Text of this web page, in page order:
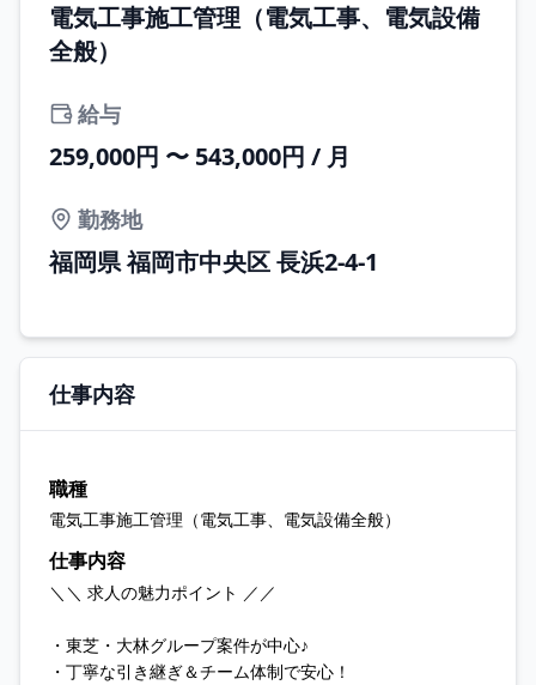
電気工事施工管理（電気工事、電気設備
全般）
給与
259,000円 〜 543,000円 / 月
勤務地
福岡県 福岡市中央区 長浜2-4-1
仕事内容
職種
電気工事施工管理（電気工事、電気設備全般）
仕事内容
＼＼ 求人の魅力ポイント ／／
・東芝・大林グループ案件が中心♪
・丁寧な引き継ぎ＆チーム体制で安心！